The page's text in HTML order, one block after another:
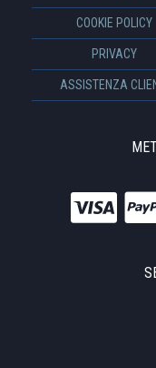
COOKIE POLICY
PRIVACY
ASSISTENZA